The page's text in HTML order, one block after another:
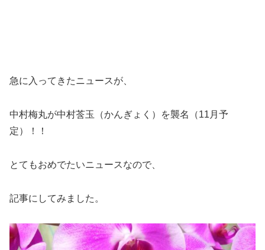
急に入ってきたニュースが、
中村梅丸が中村莟玉（かんぎょく）を襲名（11月予
定）！！
とてもおめでたいニュースなので、
記事にしてみました。